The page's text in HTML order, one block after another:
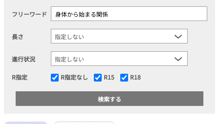
フリーワード
長さ
進行状況
R指定 R指定なし R15 R18